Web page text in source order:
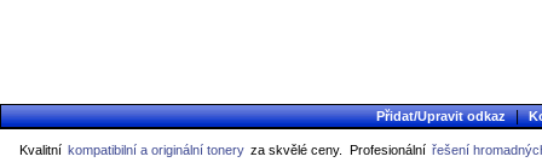
Přidat/Upravit odkaz |
Kvalitní kompatibilní a originální tonery za skvělé ceny. Profesionální řešení